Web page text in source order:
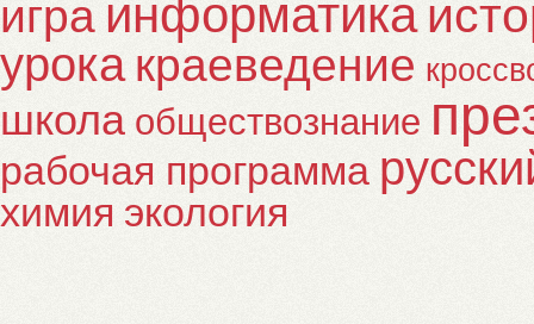
игра информатика
урока краеведение
школа обществознание
рабочая программа
химия экология